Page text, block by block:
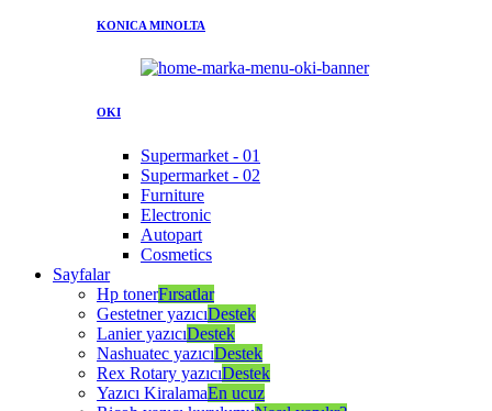
KONICA MINOLTA
OKI
Supermarket - 01
Supermarket - 02
Furniture
Electronic
Autopart
Cosmetics
Sayfalar
Hp tonerFırsatlar
Gestetner yazıcıDestek
Lanier yazıcıDestek
Nashuatec yazıcıDestek
Rex Rotary yazıcıDestek
Yazıcı KiralamaEn ucuz